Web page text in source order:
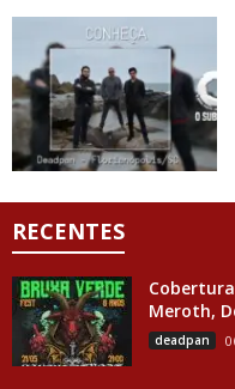
RECENTES
Meroth,
deadpan